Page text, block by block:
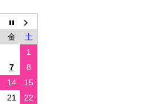
金
土
1
7
8
14
15
21
22